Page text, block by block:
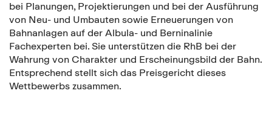
bei Planungen, Projektierungen und bei der Ausführung
von Neu- und Umbauten sowie Erneuerungen von
Bahnanlagen auf der Albula- und Berninalinie
Fachexperten bei. Sie unterstützen die RhB bei der
Wahrung von Charakter und Erscheinungsbild der Bahn.
Entsprechend stellt sich das Preisgericht dieses
Wettbewerbs zusammen.